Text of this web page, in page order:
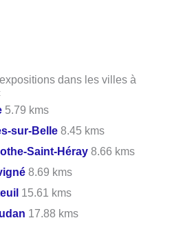
dans les villes à
5.79 kms
sur-Belle 8.45 kms
Saint-Héray 8.66 kms
8.69 kms
15.61 kms
17.88 kms